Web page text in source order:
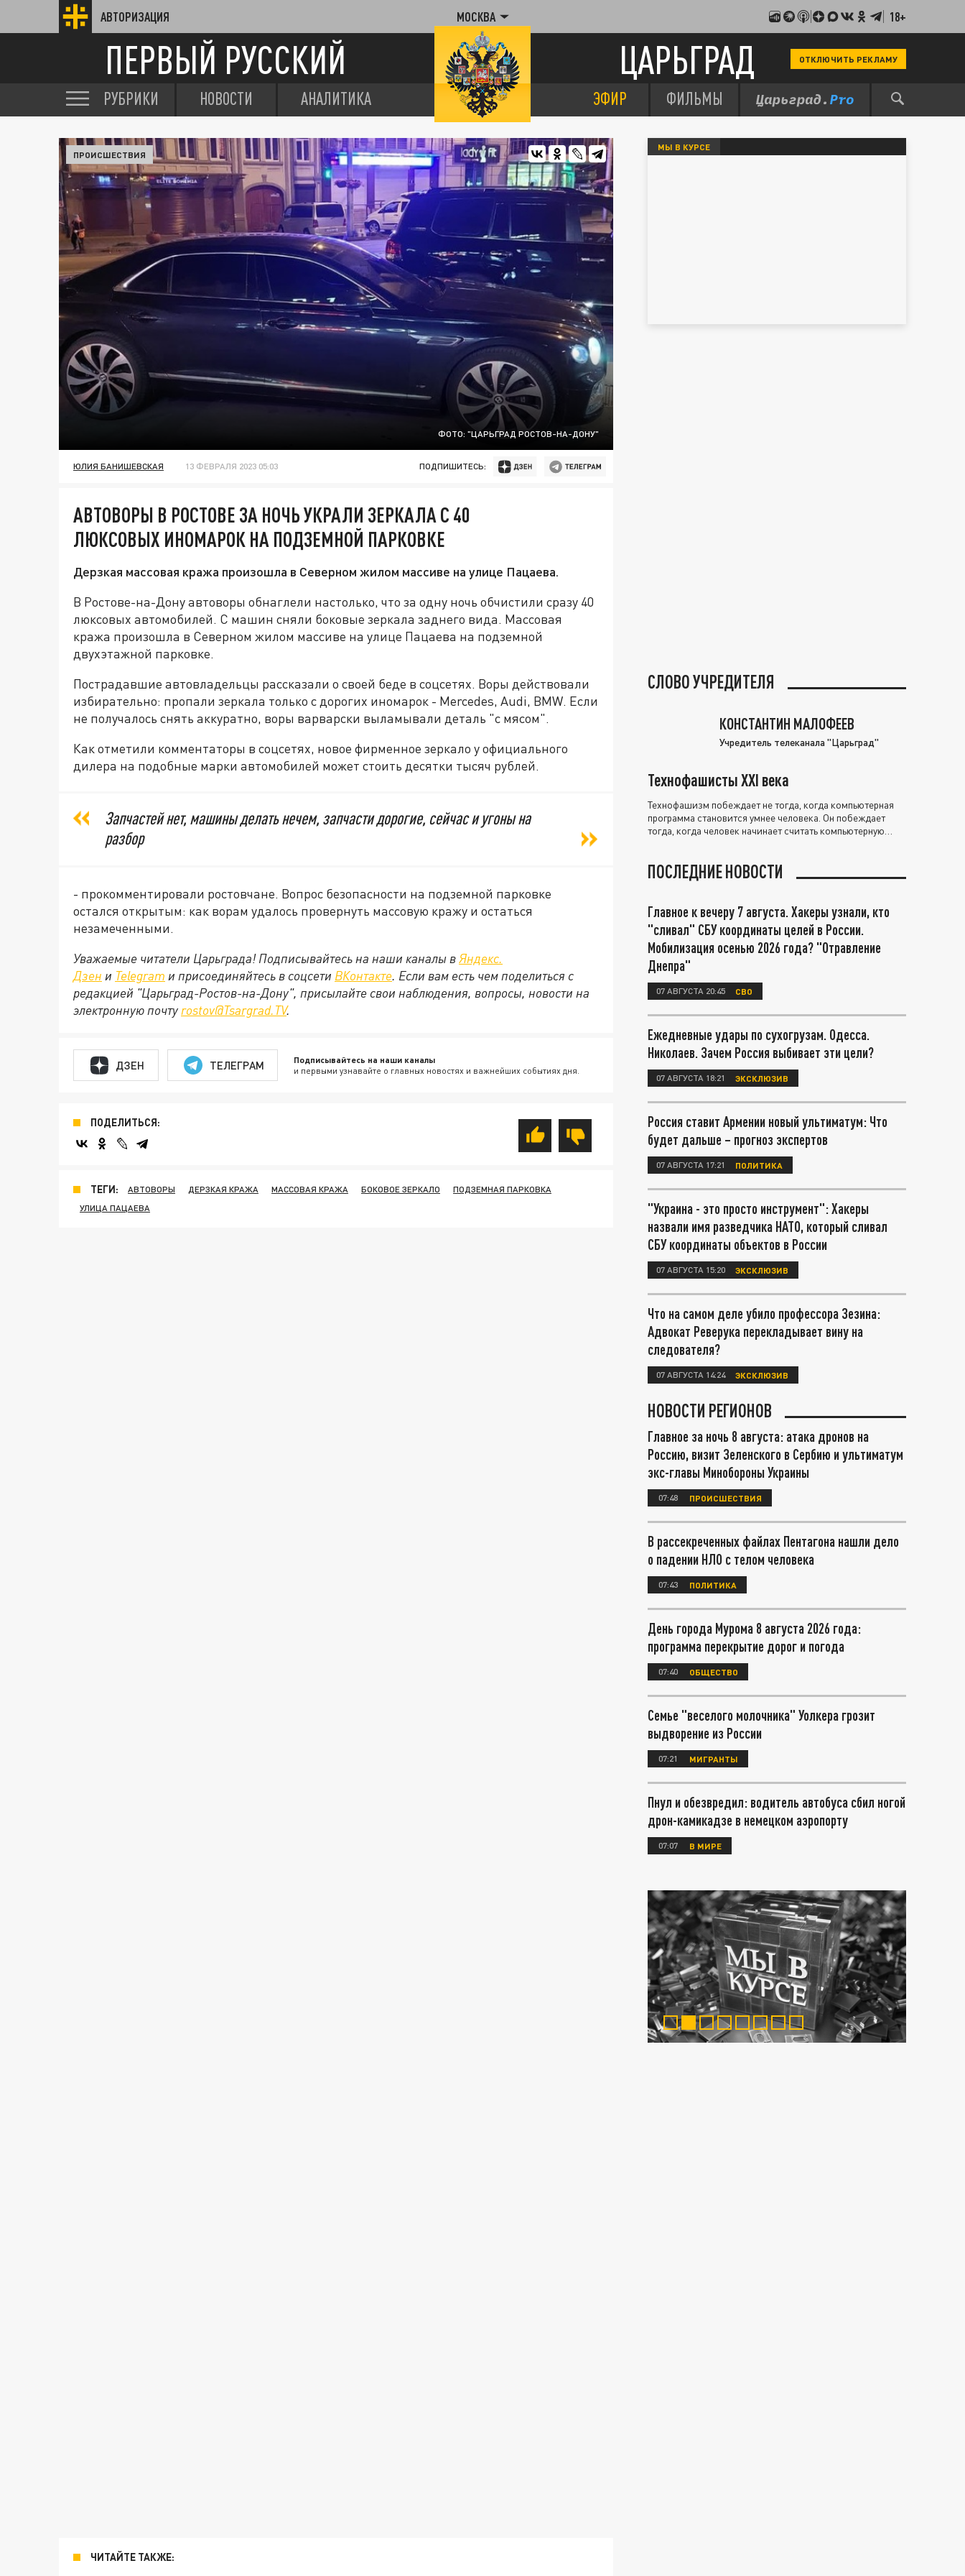
АВТОРИЗАЦИЯ МОСКВА 18+
ПЕРВЫЙ РУССКИЙ ЦАРЬГРАД ОТКЛЮЧИТЬ РЕКЛАМУ
РУБРИКИ НОВОСТИ АНАЛИТИКА ЭФИР ФИЛЬМЫ
ФОТО: "ЦАРЬГРАД РОСТОВ-НА-ДОНУ"
ПРОИСШЕСТВИЯ
ЮЛИЯ БАНИШЕВСКАЯ 13 ФЕВРАЛЯ 2023 05:03 ПОДПИШИТЕСЬ:
АВТОВОРЫ В РОСТОВЕ ЗА НОЧЬ УКРАЛИ ЗЕРКАЛА С 40
ЛЮКСОВЫХ ИНОМАРОК НА ПОДЗЕМНОЙ ПАРКОВКЕ
Дерзкая массовая кража произошла в Северном жилом массиве на улице Пацаева.
В Ростове-на-Дону автоворы обнаглели настолько, что за одну ночь обчистили сразу 40
люксовых автомобилей. С машин сняли боковые зеркала заднего вида. Массовая
кража произошла в Северном жилом массиве на улице Пацаева на подземной
двухэтажной парковке.
Пострадавшие автовладельцы рассказали о своей беде в соцсетях. Воры действовали
избирательно: пропали зеркала только с дорогих иномарок - Mercedes, Audi, BMW. Если
не получалось снять аккуратно, воры варварски выламывали деталь "с мясом".
Как отметили комментаторы в соцсетях, новое фирменное зеркало у официального
дилера на подобные марки автомобилей может стоить десятки тысяч рублей.
Запчастей нет, машины делать нечем, запчасти дорогие, сейчас и угоны на
разбор
- прокомментировали ростовчане. Вопрос безопасности на подземной парковке
остался открытым: как ворам удалось провернуть массовую кражу и остаться
незамеченными.
Уважаемые читатели Царьграда! Подписывайтесь на наши каналы вЯндекс.
Дзен и Telegram и присоединяйтесь в соцсети ВКонтакте. Если вам есть чем поделиться с
редакцией "Царьград-Ростов-на-Дону", присылайте свои наблюдения, вопросы, новости на
электронную почту rostov@Tsargrad.ТV.
ДЗЕН ТЕЛЕГРАМ Подписывайтесь на наши каналы
и первыми узнавайте о главных новостях и важнейших событиях дня.
ПОДЕЛИТЬСЯ:
ТЕГИ: АВТОВОРЫ ДЕРЗКАЯ КРАЖА МАССОВАЯ КРАЖА БОКОВОЕ ЗЕРКАЛО
ПОДЗЕМНАЯ ПАРКОВКА
УЛИЦА ПАЦАЕВА
ЧИТАЙТЕ ТАКЖЕ:
МЫ В КУРСЕ
СЛОВО УЧРЕДИТЕЛЯ
КОНСТАНТИН МАЛОФЕЕВ
Учредитель телеканала "Царьград"
Технофашисты XXI века
Технофашизм побеждает не тогда, когда компьютерная
программа становится умнее человека. Он побеждает
тогда, когда человек начинает считать компьютерную
ПОСЛЕДНИЕ НОВОСТИ
Главное к вечеру 7 августа. Хакеры узнали, кто
"сливал" СБУ координаты целей в России.
Мобилизация осенью 2026 года? "Отравление
Днепра"
07 АВГУСТА 20:45 СВО
Ежедневные удары по сухогрузам. Одесса.
Николаев. Зачем Россия выбивает эти цели?
07 АВГУСТА 18:21 ЭКСКЛЮЗИВ
Россия ставит Армении новый ультиматум: Что
будет дальше – прогноз экспертов
07 АВГУСТА 17:21 ПОЛИТИКА
"Украина - это просто инструмент": Хакеры
назвали имя разведчика НАТО, который сливал
СБУ координаты объектов в России
07 АВГУСТА 15:20 ЭКСКЛЮЗИВ
Что на самом деле убило профессора Зезина:
Адвокат Реверука перекладывает вину на
следователя?
07 АВГУСТА 14:24 ЭКСКЛЮЗИВ
НОВОСТИ РЕГИОНОВ
Главное за ночь 8 августа: атака дронов на
Россию, визит Зеленского в Сербию и ультиматум
экс-главы Минобороны Украины
07:48 ПРОИСШЕСТВИЯ
В рассекреченных файлах Пентагона нашли дело
о падении НЛО с телом человека
07:43 ПОЛИТИКА
День города Мурома 8 августа 2026 года:
программа перекрытие дорог и погода
07:40 ОБЩЕСТВО
Семье "веселого молочника" Уолкера грозит
выдворение из России
07:21 МИГРАНТЫ
Пнул и обезвредил: водитель автобуса сбил ногой
дрон-камикадзе в немецком аэропорту
07:07 В МИРЕ